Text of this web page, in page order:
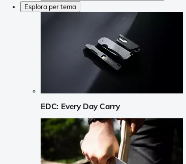
Esplora per tema
EDC: Every Day Carry